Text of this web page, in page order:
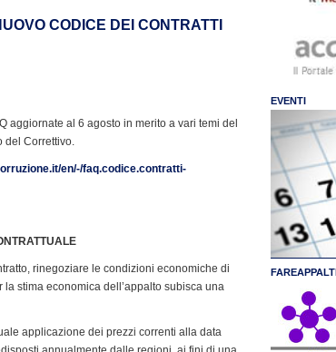
CODICE DEI CONTRATTI
aggiornate al 6 agosto in merito a vari temi del
Correttivo.
en/-/faq.codice.contratti-
rinegoziare le condizioni economiche di
stima economica dell’appalto subisca una
applicazione dei prezzi correnti alla data
EVENTI
FAREAPPALTI